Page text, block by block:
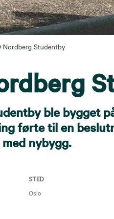
Nordberg Studentby
ble bygget
førte til en
nybygg.
STED
Oslo